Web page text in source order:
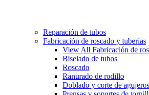
Reparación de tubos
Fabricación de roscado y tuberías
View All Fabricación de
Biselado de tubos
Roscado
Ranurado de rodillo
Doblado y corte de agujeros